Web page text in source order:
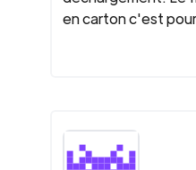
en carton c'est